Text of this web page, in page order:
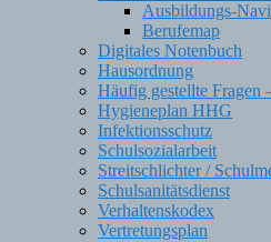
Ausbildungs-Navi
Berufemap
Digitales Notenbuch
Hausordnung
Häufig gestellte Fragen
Hygieneplan HHG
Infektionsschutz
Schulsozialarbeit
Streitschlichter /
Schulsanitätsdienst
Verhaltenskodex
Vertretungsplan